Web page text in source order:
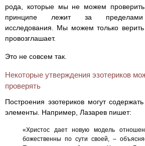
рода, которые мы не можем
принципе лежит за пределами
исследования. Мы можем только
провозглашает.
Это не совсем так.
Некоторые утверждения эзотериков
проверять
Построения эзотериков могут
элементы. Например, Лазарев пишет:
«Христос дает новую модель
божественны по сути своей, –